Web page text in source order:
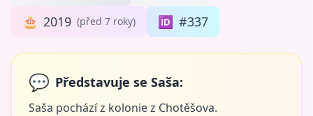
🎂 2019 (před 7 roky) 🆔 #337
💬 Představuje se Saša:
Saša pochází z kolonie z Chotěšova.